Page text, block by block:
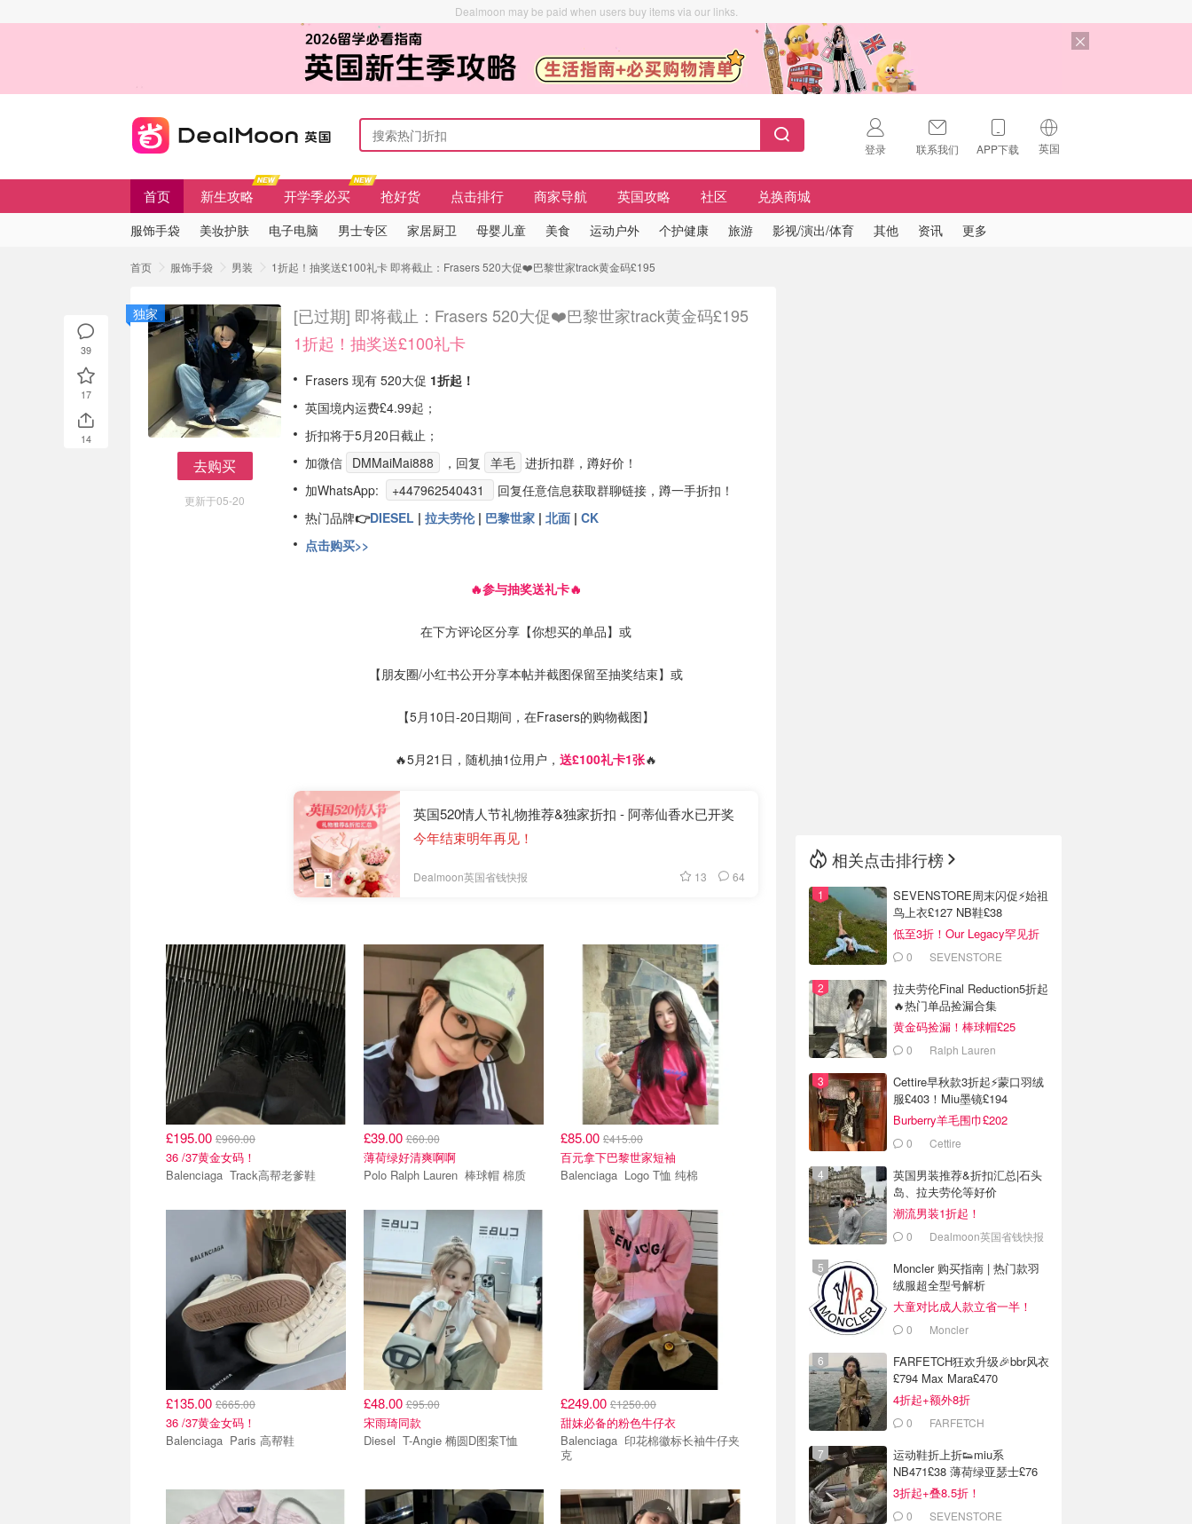
Dealmoon may be paid when users buy items via our links.
登录 联系我们 APP下载 英国
🇺🇸
🇨🇳
中国
首页 新生攻略 开学季必买 抢好货 点击排行 商家导航 英国攻略 社区 兑换商城
服饰手袋 美妆护肤 电子电脑 男士专区 家居厨卫 母婴儿童 美食 运动户外 个护健康 旅游 影视/演出/体育 其他 资讯 更多
首页 服饰手袋 男装 1折起！抽奖送£100礼卡 即将截止：Frasers 520大促❤️巴黎世家track黄金码£195
去购买
更新于05-20
独家 [已过期] 即将截止：Frasers 520大促❤️巴黎世家track黄金码£195
1折起！抽奖送£100礼卡
Frasers 现有 520大促 1折起！
英国境内运费£4.99起；
折扣将于5月20日截止；
加微信 DMMaiMai888 ，回复 羊毛 进折扣群，蹲好价！
加WhatsApp:
+447962540431
回复任意信息获取群聊链接，蹲一手折扣！
热门品牌👉DIESEL | 拉夫劳伦| 巴黎世家 | 北面 | CK
点击购买>>
🔥参与抽奖送礼卡🔥
在下方评论区分享【你想买的单品】或
【朋友圈/小红书公开分享本帖并截图保留至抽奖结束】或
【5月10日-20日期间，在Frasers的购物截图】
🔥5月21日，随机抽1位用户， 送£100礼卡1张🔥
英国520情人节礼物推荐&独家折扣 - 阿蒂仙香水已开奖
今年结束明年再见！
Dealmoon英国省钱快报 13 64
£195.00 £960.00
36 /37黄金女码！
Balenciaga Track高帮老爹鞋
£39.00£60.00
薄荷绿好清爽啊啊
Polo Ralph Lauren 棒球帽 棉质
£85.00 £415.00
百元拿下巴黎世家短袖
Balenciaga Logo T恤 纯棉
£135.00 £665.00
36 /37黄金女码！
Balenciaga Paris 高帮鞋
£48.00£95.00
宋雨琦同款
Diesel T-Angie 椭圆D图案T恤
£249.00 £1250.00
甜妹必备的粉色牛仔衣
Balenciaga 印花棉徽标长袖牛仔夹
克
39
17
14
相关点击排行榜
SEVENSTORE周末闪促⚡️始祖
鸟上衣£127 NB鞋£38
低至3折！Our Legacy罕见折
0 SEVENSTORE
拉夫劳伦Final Reduction5折起
🔥热门单品捡漏合集
黄金码捡漏！棒球帽£25
0 Ralph Lauren
Cettire早秋款3折起⚡️蒙口羽绒
服£403！Miu墨镜£194
Burberry羊毛围巾£202
0 Cettire
英国男装推荐&折扣汇总|石头
岛、拉夫劳伦等好价
潮流男装1折起！
0 Dealmoon英国省钱快报
Moncler 购买指南 | 热门款羽
绒服超全型号解析
大童对比成人款立省一半！
0 Moncler
FARFETCH狂欢升级🎉bbr风衣
£794 Max Mara£470
4折起+额外8折
0 FARFETCH
运动鞋折上折👟miu系
NB471£38 薄荷绿亚瑟士£76
3折起+叠8.5折！
0 SEVENSTORE